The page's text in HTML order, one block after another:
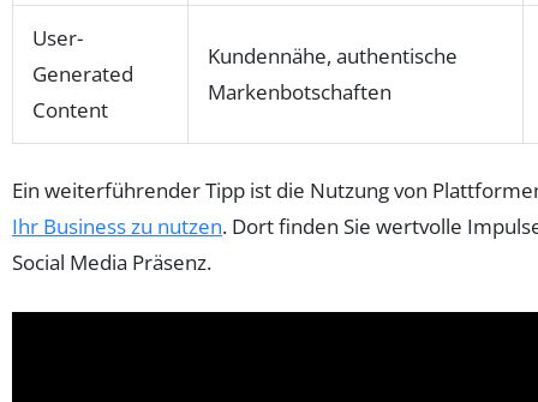
User-
Generated
Content
Kundennähe, authentische
Markenbotschaften
Ein weiterführender Tipp ist die Nutzung von
Ihr Business zu nutzen. Dort finden Sie wertvolle
Social Media Präsenz.